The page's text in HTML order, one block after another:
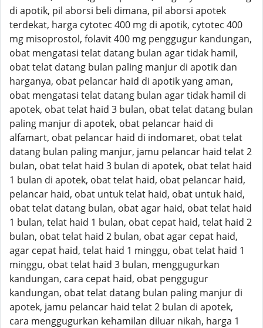
di apotik, pil aborsi beli dimana, pil aborsi apotek
terdekat, harga cytotec 400 mg di apotik, cytotec 400
mg misoprostol, folavit 400 mg penggugur kandungan,
obat mengatasi telat datang bulan agar tidak hamil,
obat telat datang bulan paling manjur di apotik dan
harganya, obat pelancar haid di apotik yang aman,
obat mengatasi telat datang bulan agar tidak hamil di
apotek, obat telat haid 3 bulan, obat telat datang bulan
paling manjur di apotek, obat pelancar haid di
alfamart, obat pelancar haid di indomaret, obat telat
datang bulan paling manjur, jamu pelancar haid telat 2
bulan, obat telat haid 3 bulan di apotek, obat telat haid
1 bulan di apotek, obat telat haid, obat pelancar haid,
pelancar haid, obat untuk telat haid, obat untuk haid,
obat telat datang bulan, obat agar haid, obat telat haid
1 bulan, telat haid 1 bulan, obat cepat haid, telat haid 2
bulan, obat telat haid 2 bulan, obat agar cepat haid,
agar cepat haid, telat haid 1 minggu, obat telat haid 1
minggu, obat telat haid 3 bulan, menggugurkan
kandungan, cara cepat haid, obat penggugur
kandungan, obat telat datang bulan paling manjur di
apotek, jamu pelancar haid telat 2 bulan di apotek,
cara menggugurkan kehamilan diluar nikah, harga 1